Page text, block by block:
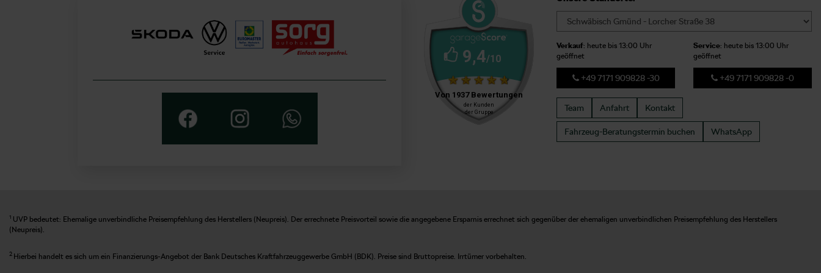
Verkauf: heute bis 13:00 Uhr
geöffnet
+49 7171 909828 -30
Service: heute bis 13:00 Uhr
geöffnet
+49 7171 909828 -0
Team Anfahrt Kontakt
Fahrzeug-Beratungstermin buchen WhatsApp
1 UVP bedeutet: Ehemalige unverbindliche Preisempfehlung des Herstellers (Neupreis). Der errechnete Preisvorteil sowie die angegebene Ersparnis errechnet sich gegenüber der ehemaligen unverbindlichen Preisempfehlung des Herstellers
(Neupreis).
2 Hierbei handelt es sich um ein Finanzierungs-Angebot der Bank Deutsches Kraftfahrzeuggewerbe GmbH (BDK). Preise sind Bruttopreise. Irrtümer vorbehalten.